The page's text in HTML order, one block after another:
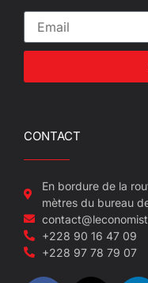
CONTACT
En bordure de la
mètres du bureau
+228 90 16 47 09
+228 97 78 79 07